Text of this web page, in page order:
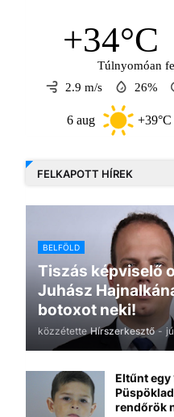
+34°C
Túlnyomóan
2.9 m/s
26%
+39°C
FELKAPOTT HÍREK
BELFÖLD
Tiszás képviselő
Juhász
botoxot neki!
közzétette Hírszerkesztő -
Eltűnt egy
rendőrök